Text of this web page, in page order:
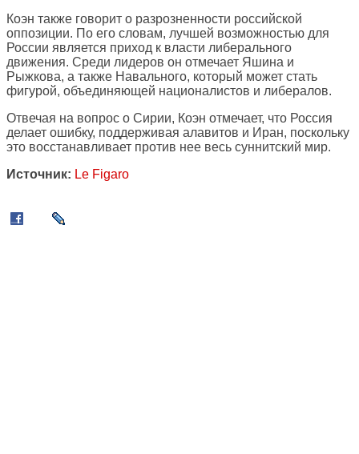
Коэн также говорит о разрозненности российской
оппозиции. По его словам, лучшей возможностью для
России является приход к власти либерального
движения. Среди лидеров он отмечает Яшина и
Рыжкова, а также Навального, который может стать
фигурой, объединяющей националистов и либералов.
Отвечая на вопрос о Сирии, Коэн отмечает, что Россия
делает ошибку, поддерживая алавитов и Иран, поскольку
это восстанавливает против нее весь суннитский мир.
Источник: Le Figaro